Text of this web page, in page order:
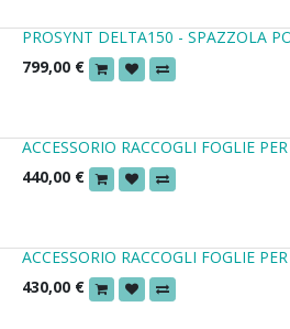
PROSYNT DELTA150 - SPAZZOLA
799,00 €
ACCESSORIO RACCOGLI FOGLIE
440,00 €
ACCESSORIO RACCOGLI FOGLIE
430,00 €